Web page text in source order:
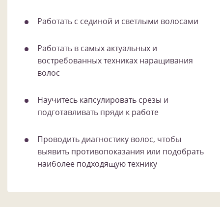
Работать с сединой и светлыми волосами
Работать в самых актуальных и
востребованных техниках наращивания
волос
Научитесь капсулировать срезы и
подготавливать пряди к работе
Проводить диагностику волос, чтобы
выявить противопоказания или подобрать
наиболее подходящую технику